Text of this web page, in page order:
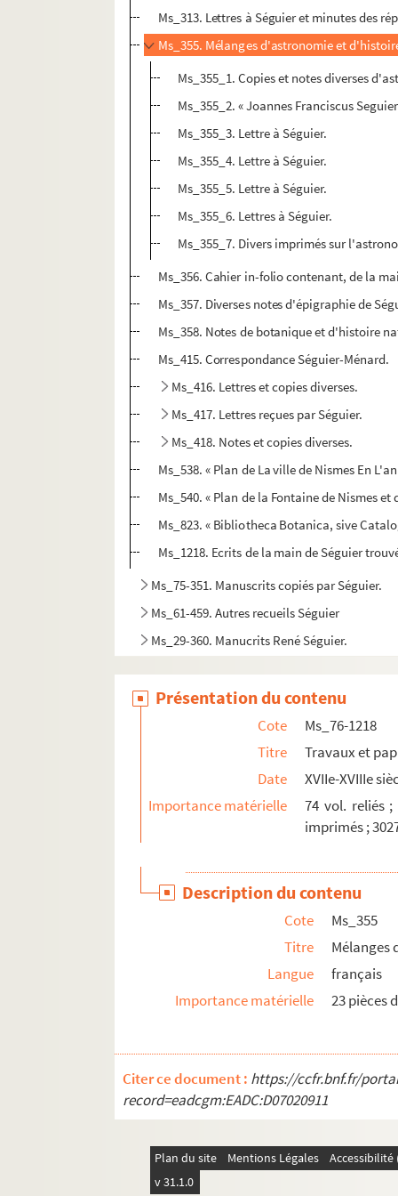
Ms_313. Lettres à Séguier et minutes des
Ms_355. Mélanges d'astronomie et
Ms_355_1. Copies et notes diverses
Ms_355_2. « Joannes Franciscus
Ms_355_3. Lettre à Séguier.
Ms_355_4. Lettre à Séguier.
Ms_355_5. Lettre à Séguier.
Ms_355_6. Lettres à Séguier.
Ms_355_7. Divers imprimés sur
Ms_356. Cahier in-folio contenant, de la
Ms_357. Diverses notes d'épigraphie de
Ms_358. Notes de botanique et d'histoire
Ms_415. Correspondance Séguier-Ménard.
Ms_416. Lettres et copies diverses.
Ms_417. Lettres reçues par Séguier.
Ms_418. Notes et copies diverses.
Ms_538. « Plan de La ville de Nismes En
Ms_540. « Plan de la Fontaine de Nismes
Ms_823. « Bibliotheca Botanica, sive
Ms_1218. Ecrits de la main de Séguier
Ms_75-351. Manuscrits copiés par Séguier.
Ms_61-459. Autres recueils Séguier
Ms_29-360. Manucrits René Séguier.
Présentation du contenu
Cote
Ms_76-1218
Titre
Travaux et
Date
XVIIe-XVIIIe
Importance matérielle
74 vol. reliés ;
imprimés ;
Description du contenu
Cote
Ms_355
Titre
Mélanges
Langue
français
Importance matérielle
23 pièces
Citer ce document : https://ccfr.bnf.fr/
record=eadcgm:EADC:D07020911
Plan du site Mentions Légales
v 31.1.0